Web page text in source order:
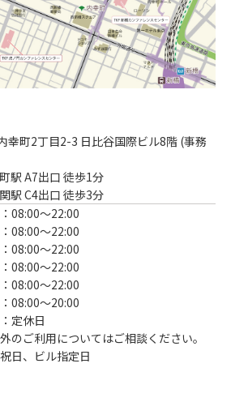
幸町2丁目2-3 日比谷国際ビル8階 (事務
駅 A7出口 徒歩1分
駅 C4出口 徒歩3分
08:00〜22:00
08:00〜22:00
08:00〜22:00
08:00〜22:00
08:00〜22:00
08:00〜20:00
定休日
のご利用についてはご相談ください。
日、ビル指定日